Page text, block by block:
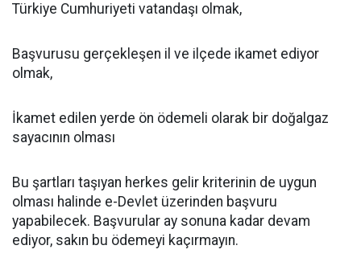
Türkiye Cumhuriyeti vatandaşı olmak,
Başvurusu gerçekleşen il ve ilçede ikamet ediyor
olmak,
İkamet edilen yerde ön ödemeli olarak bir doğalgaz
sayacının olması
Bu şartları taşıyan herkes gelir kriterinin de uygun
olması halinde e-Devlet üzerinden başvuru
yapabilecek. Başvurular ay sonuna kadar devam
ediyor, sakın bu ödemeyi kaçırmayın.